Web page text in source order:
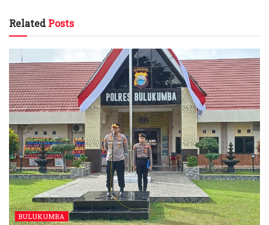
RelatedPosts
BULUKUMBA